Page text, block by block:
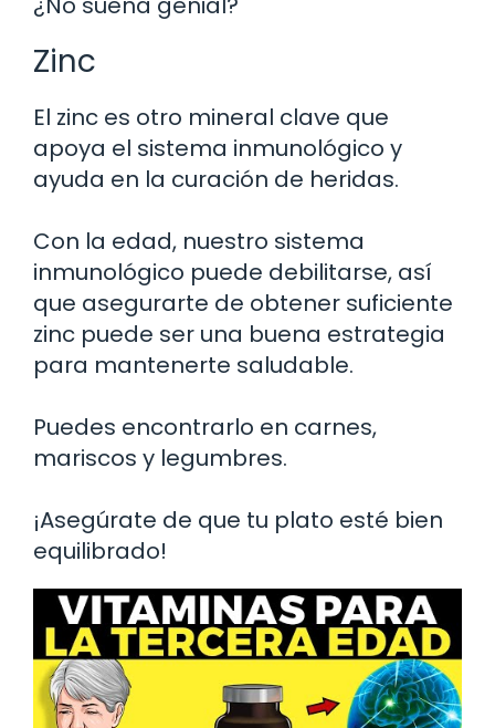
Zinc
El zinc es otro mineral clave que
apoya el sistema inmunológico y
ayuda en la curación de heridas.
Con la edad, nuestro sistema
inmunológico puede debilitarse, así
que asegurarte de obtener suficiente
zinc puede ser una buena estrategia
para mantenerte saludable.
Puedes encontrarlo en carnes,
mariscos y legumbres.
¡Asegúrate de que tu plato esté bien
equilibrado!